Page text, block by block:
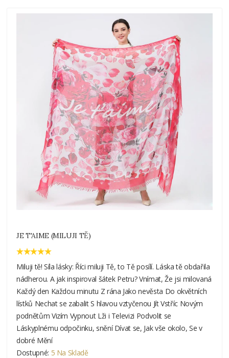
JE T'AIME (MILUJI TĚ)
Miluji tě! Síla lásky: Říci miluji Tě, to Tě posílí. Láska tě obdařila
nádherou. A jak inspiroval šátek Petru? Vnímat, Že jsi milovaná
Každý den Každou minutu Z rána Jako nevěsta Do okvětních
lístků Nechat se zabalit S hlavou vztyčenou Jít Vstříc Novým
podnětům Vizím Vypnout Lži i Televizi Podvolit se
Láskyplnému odpočinku, snění Dívat se, Jak vše okolo, Se v
dobré Mění
Dostupné: 5 Na Skladě